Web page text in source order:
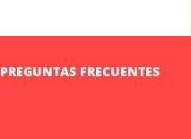
PREGUNTAS FRECUENTES